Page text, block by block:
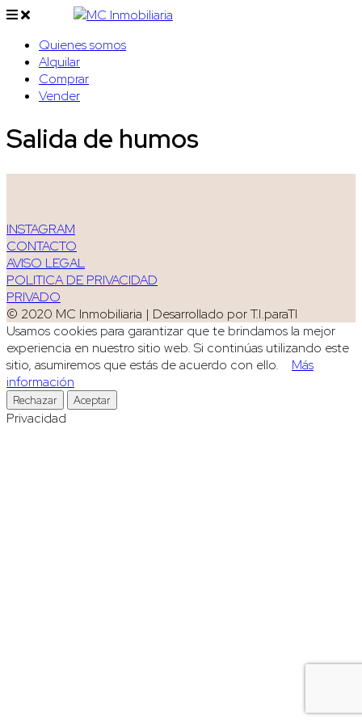
Quienes somos
Alquilar
Comprar
Vender
Salida de humos
INSTAGRAM
CONTACTO
AVISO LEGAL
POLITICA DE PRIVACIDAD
PRIVADO
© 2020 MC Inmobiliaria | Desarrollado por T.I.paraTI
Usamos cookies para garantizar que te brindamos la mejor
experiencia en nuestro sitio web. Si continúas utilizando este
sitio, asumiremos que estás de acuerdo con ello. Más
información
Rechazar Aceptar
Privacidad